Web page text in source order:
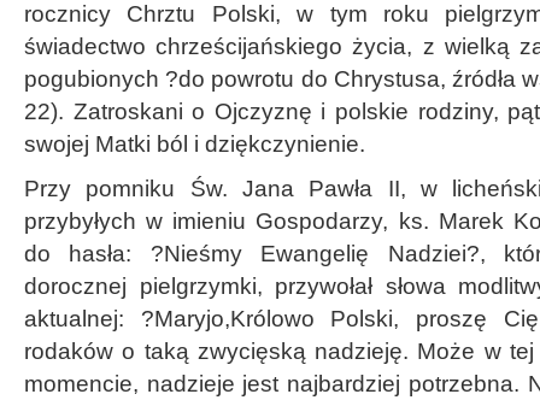
rocznicy Chrztu Polski, w tym roku
świadectwo chrześcijańskiego życia, z wielką
pogubionych ?do powrotu do Chrystusa, źródła
22). Zatroskani o Ojczyznę i polskie rodziny,
swojej Matki ból i dziękczynienie.
Przy pomniku Św. Jana Pawła II, w
przybyłych w imieniu Gospodarzy, ks. Marek
do hasła: ?Nieśmy Ewangelię Nadziei?,
dorocznej pielgrzymki, przywołał słowa
aktualnej: ?Maryjo,Królowo Polski, proszę
rodaków o taką zwycięską nadzieję. Może w
momencie, nadzieje jest najbardziej potrzebna.